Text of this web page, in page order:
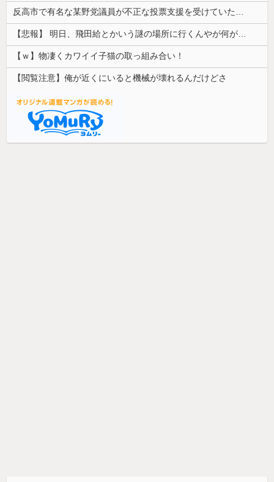
反高市で有名な某野党議員が不正な投票支援を受けていた過去が発掘、「説明責任があるのでは？」と揶揄されており……
【悲報】 明日、飛田給とかいう謎の場所に行くんやが何があるんや????・・・・・・・・・
【ｗ】物凄くカワイイ子猫の取っ組み合い！
【閲覧注意】俺が近くにいると機械が壊れるんだけどさ